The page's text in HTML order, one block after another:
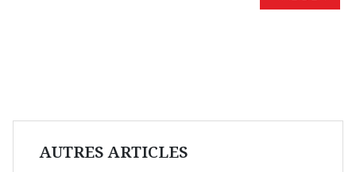
AUTRES ARTICLES